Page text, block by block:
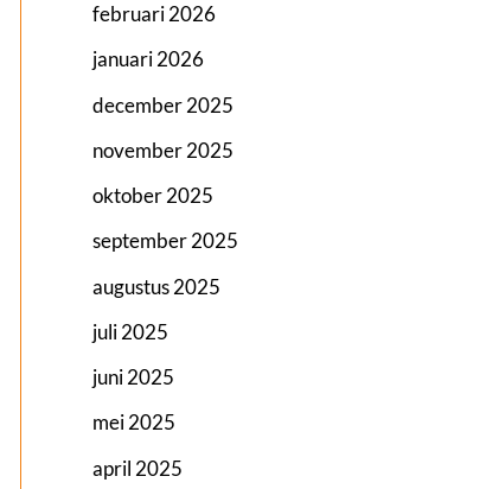
februari 2026
januari 2026
december 2025
november 2025
oktober 2025
september 2025
augustus 2025
juli 2025
juni 2025
mei 2025
april 2025